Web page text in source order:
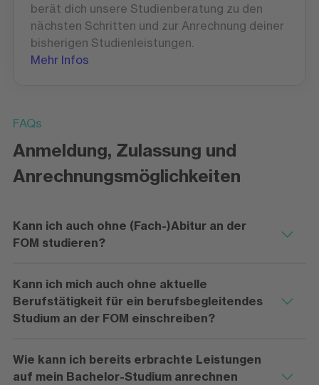
berät dich unsere Studienberatung zu den
nächsten Schritten und zur Anrechnung deiner
bisherigen Studienleistungen.
Mehr Infos
FAQs
Anmeldung, Zulassung und
Anrechnungsmöglichkeiten
Kann ich auch ohne (Fach-)Abitur an der
FOM studieren?
Kann ich mich auch ohne aktuelle
Berufstätigkeit für ein berufsbegleitendes
Studium an der FOM einschreiben?
Wie kann ich bereits erbrachte Leistungen
auf mein Bachelor-Studium anrechnen